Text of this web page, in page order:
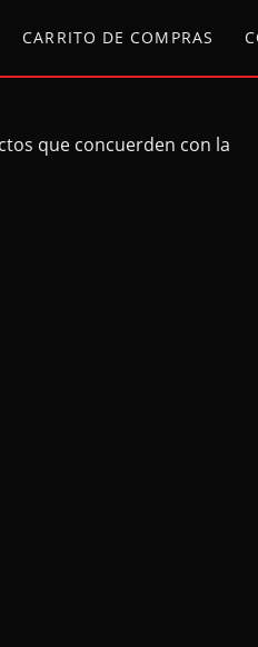
CARRITO DE COMPRAS
que concuerden con la